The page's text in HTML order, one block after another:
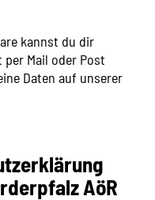
kannst du dir
Mail oder Post
Daten auf unserer
AöR